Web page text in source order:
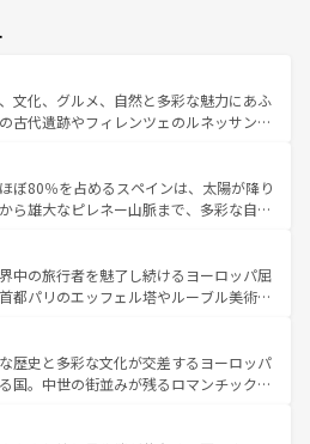
文化、グルメ、自然と多彩な魅力にあふ
の古代遺跡やフィレンツェのルネッサンス
の美しい田園風景やアマルフィ海岸の絶
も見逃せない。観光の合間には、本場の
、絶品のイタリア料理を堪能することも
リアで、忘れられない旅をしてみよう！
リア情報はコンテンツ一覧 を参照してほ
ぼ80％を占めるスペインは、太陽が降り
ら雄大なピレネー山脈まで、多彩な自然
国では、情熱的なフラメンコ、熱気あふ
美味しいタパスが生活の一部となってい
ドの洗練された雰囲気や、バルセロナの
かなビーチリゾートまで多彩な表情を見
て風土や気候が異なるスペインはその個
性で訪れる人を魅了する。 なお、新着のスペイン情報はコ
中の旅行者を魅了し続けるヨーロッパ屈
都パリのエッフェル塔やルーブル美術館
詰まっている。華麗な宮殿、歴史的な大
チ、そして豊かな自然が、訪れる者を心
た、フランスは美食の国としても知ら
の発祥地であるランス、プロヴァンスの
歴史と多彩な文化が交差するヨーロッパ
国。中世の街並みが残るロマンチック街
、どこを歩いても飽きることがない。ベ